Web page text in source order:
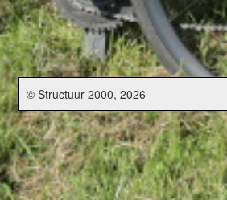
© Structuur 2000, 2026